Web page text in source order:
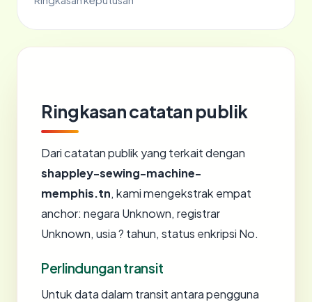
Ringkasan catatan publik
Dari catatan publik yang terkait dengan
shappley-sewing-machine-
memphis.tn, kami mengekstrak empat
anchor: negara Unknown, registrar
Unknown, usia ? tahun, status enkripsi No.
Perlindungan transit
Untuk data dalam transit antara pengguna